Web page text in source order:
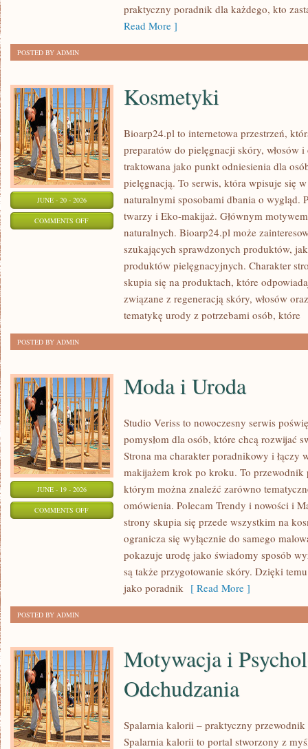
praktyczny poradnik dla każdego, kto
Read More ]
POSTED BY ADMIN
JUNE - 20 - 2026
COMMENTS OFFON
KOSMETYKI
Kosmetyki
Bioarp24.pl to internetowa przestrzeń,
preparatów do pielęgnacji skóry, włosów i
traktowana jako punkt odniesienia dla
pielęgnacją. To serwis, która wpisuje się
naturalnymi sposobami dbania o wygląd.
twarzy i Eko-makijaż. Głównym
naturalnych. Bioarp24.pl może
szukających sprawdzonych produktów,
produktów pielęgnacyjnych. Charakter
skupia się na produktach, które
związane z regeneracją skóry, włosów
tematykę urody z potrzebami osób, które
POSTED BY ADMIN
JUNE - 19 - 2026
COMMENTS OFFON
Moda i Uroda
Studio Veriss to nowoczesny serwis
pomysłom dla osób, które chcą rozwijać
Strona ma charakter poradnikowy i łączy
makijażem krok po kroku. To
którym można znaleźć zarówno
omówienia. Polecam Trendy i nowości i
strony skupia się przede wszystkim na
ogranicza się wyłącznie do samego
pokazuje urodę jako świadomy sposób
są także przygotowanie skóry. Dzięki
jako poradnik [ Read More ]
POSTED BY ADMIN
Motywacja i
Odchudzania
Spalarnia kalorii – praktyczny
Spalarnia kalorii to portal stworzony z